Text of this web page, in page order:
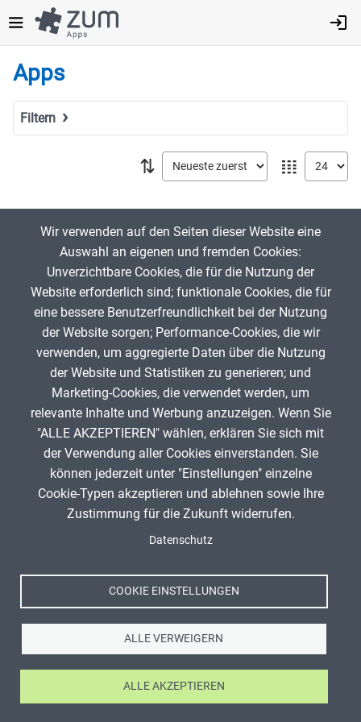
zum
Inhalt
Apps
Filtern
MINT
Sprachen
Geistes- & Sozialwissenschaften
Berufliche Bildung
Sonstiges
Schulstufe
Featured Apps
𝍖
⇅
ANZEIGE
Spenden
Impressum
Wir verwenden auf den Seiten dieser Website eine
Auswahl an eigenen und fremden Cookies:
Unverzichtbare Cookies, die für die Nutzung der
Website erforderlich sind; funktionale Cookies, die für
eine bessere Benutzerfreundlichkeit bei der Nutzung
der Website sorgen; Performance-Cookies, die wir
verwenden, um aggregierte Daten über die Nutzung
der Website und Statistiken zu generieren; und
Marketing-Cookies, die verwendet werden, um
relevante Inhalte und Werbung anzuzeigen. Wenn Sie
"ALLE AKZEPTIEREN" wählen, erklären Sie sich mit
der Verwendung aller Cookies einverstanden. Sie
können jederzeit unter "Einstellungen" einzelne
Cookie-Typen akzeptieren und ablehnen sowie Ihre
Zustimmung für die Zukunft widerrufen.
Datenschutz
COOKIE EINSTELLUNGEN
ALLE VERWEIGERN
ALLE AKZEPTIEREN
Ⓒ Zentrale für Unterrichtsmedien im Internet e.V. 2026